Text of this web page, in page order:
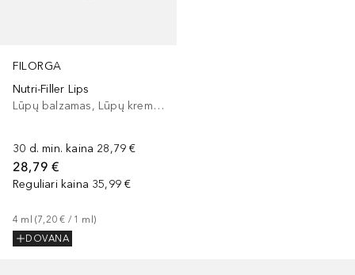
FILORGA
Nutri-Filler Lips
Lūpų balzamas, Lūpų kremas
30 d. min. kaina 28,79 €
28,79 €
Reguliari kaina 35,99 €
4 ml (7,20 € / 1 ml )
DOVANA